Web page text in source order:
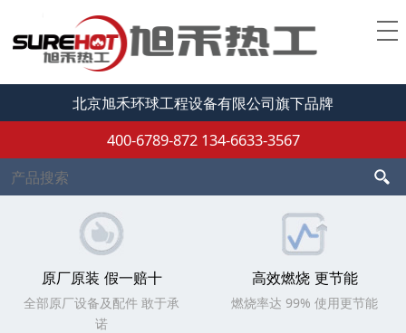
北京旭禾环球工程设备有限公司旗下品牌
400-6789-872 134-6633-3567
原厂原装 假一赔十
全部原厂设备及配件 敢于承
诺
高效燃烧 更节能
燃烧率达 99% 使用更节能